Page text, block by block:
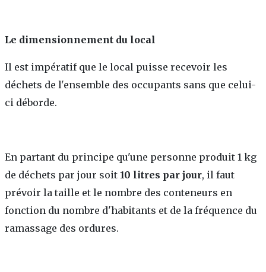
Le dimensionnement du local
Il est impératif que le local puisse recevoir les
déchets de l'ensemble des occupants sans que celui-
ci déborde.
En partant du principe qu'une personne produit 1 kg
de déchets par jour soit 10 litres par jour, il faut
prévoir la taille et le nombre des conteneurs en
fonction du nombre d'habitants et de la fréquence du
ramassage des ordures.